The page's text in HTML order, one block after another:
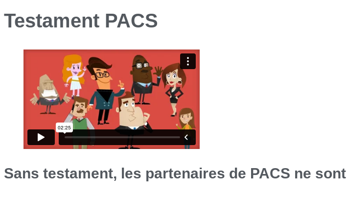
Testament PACS
Sans testament, les partenaires de PACS ne